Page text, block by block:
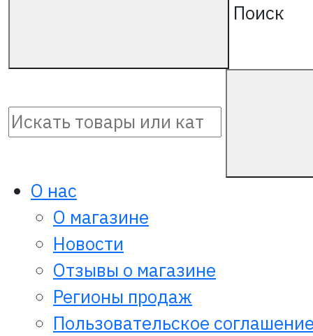
Поиск
О нас
О магазине
Новости
Отзывы о магазине
Регионы продаж
Пользовательское